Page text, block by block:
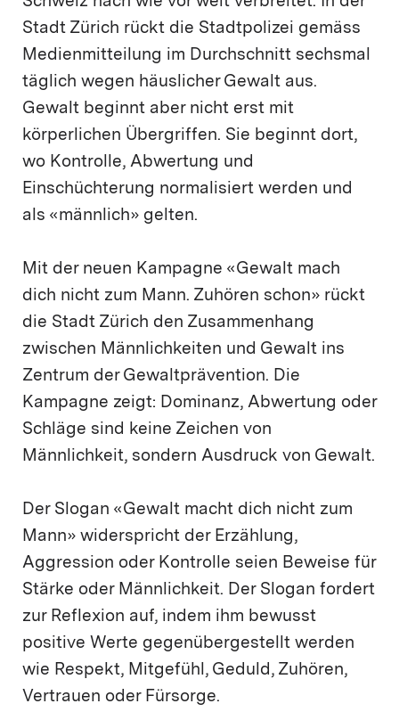
Stadt Zürich rückt die Stadtpolizei gemäss
Medienmitteilung im Durchschnitt sechsmal
täglich wegen häuslicher Gewalt aus.
Gewalt beginnt aber nicht erst mit
körperlichen Übergriffen. Sie beginnt dort,
wo Kontrolle, Abwertung und
Einschüchterung normalisiert werden und
als «männlich» gelten.
Mit der neuen Kampagne «Gewalt mach
dich nicht zum Mann. Zuhören schon» rückt
die Stadt Zürich den Zusammenhang
zwischen Männlichkeiten und Gewalt ins
Zentrum der Gewaltprävention. Die
Kampagne zeigt: Dominanz, Abwertung oder
Schläge sind keine Zeichen von
Männlichkeit, sondern Ausdruck von Gewalt.
Der Slogan «Gewalt macht dich nicht zum
Mann» widerspricht der Erzählung,
Aggression oder Kontrolle seien Beweise für
Stärke oder Männlichkeit. Der Slogan fordert
zur Reflexion auf, indem ihm bewusst
positive Werte gegenübergestellt werden
wie Respekt, Mitgefühl, Geduld, Zuhören,
Vertrauen oder Fürsorge.